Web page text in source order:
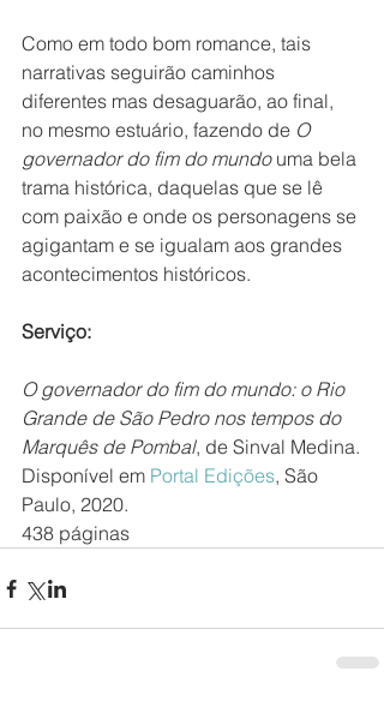
Como em todo bom romance, tais
narrativas seguirão caminhos
diferentes mas desaguarão, ao final,
no mesmo estuário, fazendo de O
governador do fim do mundo uma bela
trama histórica, daquelas que se lê
com paixão e onde os personagens se
agigantam e se igualam aos grandes
acontecimentos históricos.
Serviço:
O governador do fim do mundo: o Rio
Grande de São Pedro nos tempos do
Marquês de Pombal, de Sinval Medina.
Disponível em Portal Edições, São
Paulo, 2020.
438 páginas